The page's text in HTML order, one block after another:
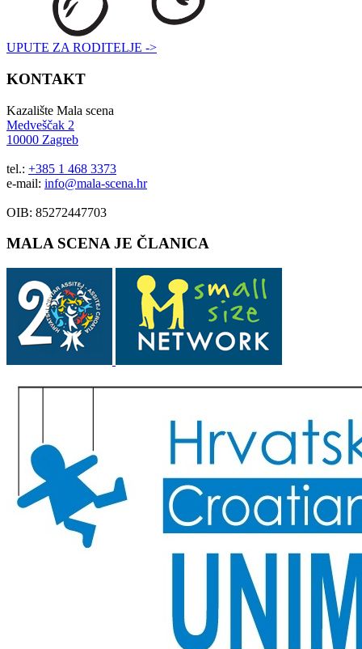
UPUTE ZA RODITELJE ->
KONTAKT
Kazalište Mala scena
Medveščak 2
10000 Zagreb
tel.: +385 1 468 3373
e-mail: info@mala-scena.hr
OIB: 85272447703
MALA SCENA JE ČLANICA